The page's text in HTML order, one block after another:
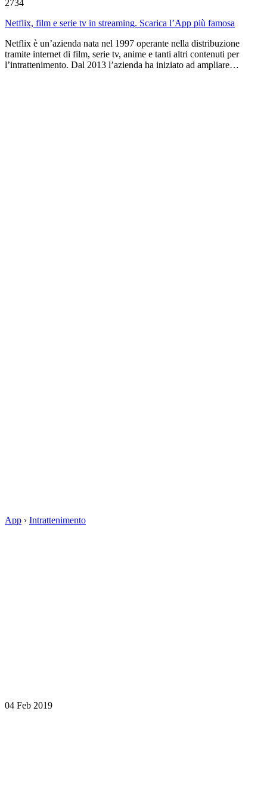
2734
Netflix, film e serie tv in streaming. Scarica l’App più famosa
Netflix è un’azienda nata nel 1997 operante nella distribuzione
tramite internet di film, serie tv, anime e tanti altri contenuti per
l’intrattenimento. Dal 2013 l’azienda ha iniziato ad ampliare…
App › Intrattenimento
04 Feb 2019